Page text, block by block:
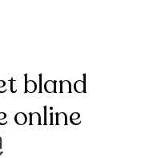
bland
online